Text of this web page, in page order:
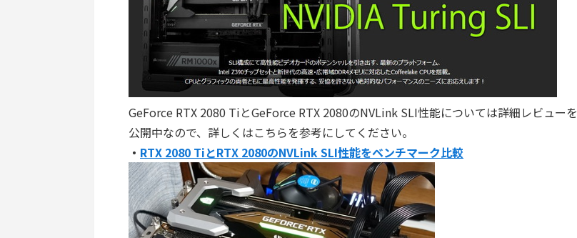
GeForce RTX 2080 TiとGeForce RTX 2080のNVLink SLI性能については詳細レビューを
公開中なので、詳しくはこちらを参考にしてください。
・ RTX 2080 TiとRTX 2080のNVLink SLI性能をベンチマーク比較